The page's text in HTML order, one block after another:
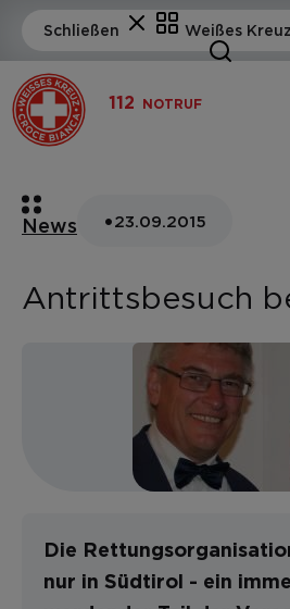
112 NOTRUF
News •23.09.2015
Antrittsbesuch
Die
nur in Südtirol - ein